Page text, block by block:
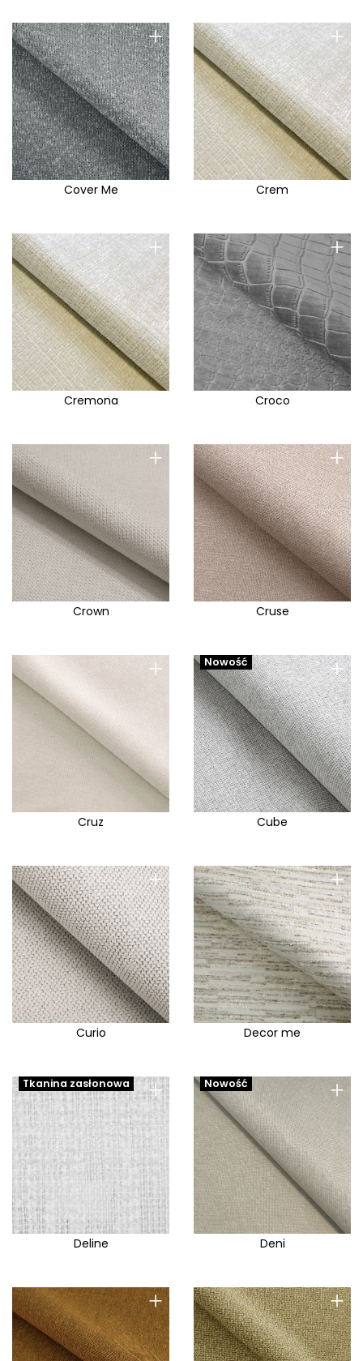
Tasos
Tauro
Tavila
Tender Way
Terra
Tesla E
Tesla F
Tilia
Torre
Touch Me
Tresor
Tribu
Trinity
Uno
Urban
Utopia
Vardo
Vega P
Velluto
Venus E
Victoria
Vienna
Vinci
Vito
Vogue
Wall
Watusi
Wave
Whisper
Wilma
Wind
Zaria
Zen
Zetta
+
Cover Me
+
Crem
+
Cremona
+
Croco
+
Crown
+
Cruse
+
Cruz
+
Nowość
Cube
+
Curio
+
Decor me
+
Tkanina zasłonowa
Deline
+
Nowość
Deni
+ +